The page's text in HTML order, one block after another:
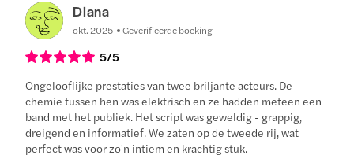
Diana
okt. 2025 Geverifieerde boeking
5/5
Ongelooflijke prestaties van twee briljante acteurs. De
chemie tussen hen was elektrisch en ze hadden meteen een
band met het publiek. Het script was geweldig - grappig,
dreigend en informatief. We zaten op de tweede rij, wat
perfect was voor zo'n intiem en krachtig stuk.